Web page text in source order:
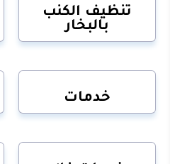
تنظيف الكنب
بالبخار
خدمات